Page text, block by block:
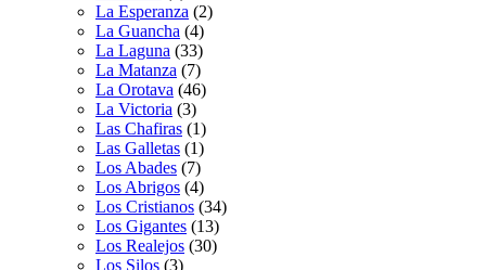
La Esperanza (2)
La Guancha (4)
La Laguna (33)
La Matanza (7)
La Orotava (46)
La Victoria (3)
Las Chafiras (1)
Las Galletas (1)
Los Abades (7)
Los Abrigos (4)
Los Cristianos (34)
Los Gigantes (13)
Los Realejos (30)
Los Silos (3)